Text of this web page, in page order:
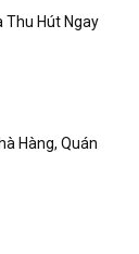
Thu Hút Ngay
Hàng, Quán